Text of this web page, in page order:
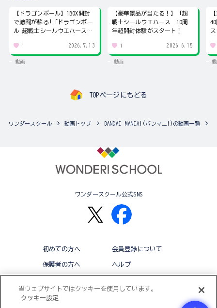
【ドラゴンボール】1BOX開封
で激闘が蘇る!「ドラゴンボー
ル 超戦士シールウエハース超
1 2026.7.13
動画
【豪華景品が当たる！】「超
戦士シールウエハース 10周
年超開封体験がスタート！
1 2026.6.15
動画
TOPページにもどる
ワンダースクール 動画トップ BANDAI MANIA!(バンマニ!)の動画一覧
ワンダースクール公式SNS
初めての方へ 会員登録について
保護者の方へ ヘルプ
当ウェブサイトではクッキーを使用しています。
クッキー設定